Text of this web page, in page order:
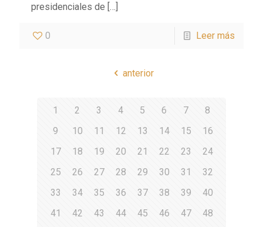
presidenciales de […]
0 Leer más
anterior
1 2 3 4 5 6 7
8
9
10 11 12 13 14 15
16
17
18 19 20 21 22 23
24
25
26 27 28 29 30 31
32
33
34 35 36 37 38 39
40
41
42 43 44 45 46 47
48